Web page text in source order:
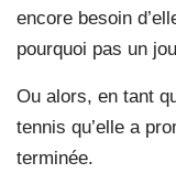
encore besoin
pourquoi pas un
Ou alors, en tant
tennis qu’elle a
terminée.